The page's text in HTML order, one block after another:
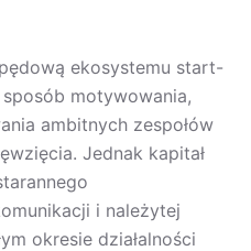
ekosystemu start-
motywowania,
ambitnych zespołów
Jednak kapitał
i należytej
okresie działalności